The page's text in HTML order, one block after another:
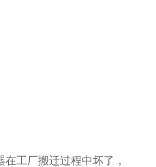
工厂搬迁过程中坏了，